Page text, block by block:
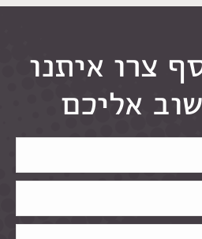
צרו איתנו
אליכם